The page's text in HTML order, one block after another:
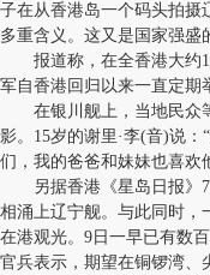
子在从香港岛一个码头拍摄
多重含义。这又是国家强盛
报道称，在全香港大约18
军自香港回归以来一直定期
在银川舰上，当地民众等
影。15岁的谢里·李(音)说
们，我的爸爸和妹妹也喜欢
另据香港《星岛日报》7
相涌上辽宁舰。与此同时，
在港观光。9日一早已有数
官兵表示，期望在铜锣湾、